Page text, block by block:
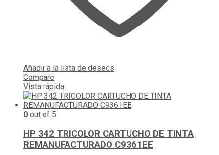
Añadir a la lista de deseos
Compare
Vista rápida
0 out of 5
HP 342 TRICOLOR CARTUCHO DE TINTA
REMANUFACTURADO C9361EE